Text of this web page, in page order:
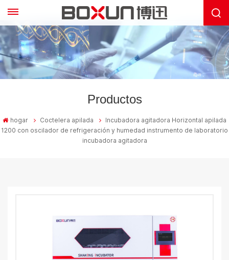
Productos
hogar Coctelera apilada
Incubadora agitadora Horizontal apilada
1200 con oscilador de refrigeración y humedad instrumento de laboratorio
incubadora agitadora